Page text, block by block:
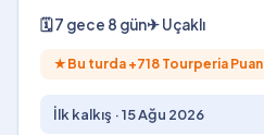
🗓7 gece 8 gün✈Uçaklı
★ Bu turda +718 Tourperia Puan
İlk kalkış ·15 Ağu 2026